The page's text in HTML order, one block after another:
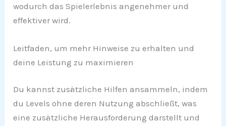
wodurch das Spielerlebnis angenehmer und
effektiver wird.
Leitfaden, um mehr Hinweise zu erhalten und
deine Leistung zu maximieren
Du kannst zusätzliche Hilfen ansammeln, indem
du Levels ohne deren Nutzung abschließt, was
eine zusätzliche Herausforderung darstellt und